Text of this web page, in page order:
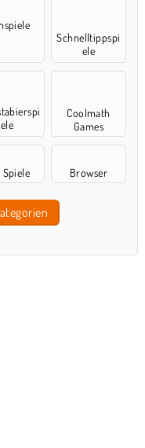
Schnelltippspi
ele
ele
Coolmath
Games
Spiele Browser